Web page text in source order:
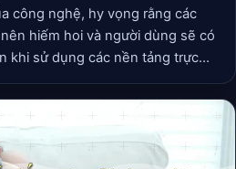
công nghệ, hy vọng rằng các
hiếm hoi và người dùng sẽ có
khi sử dụng các nền tảng trực